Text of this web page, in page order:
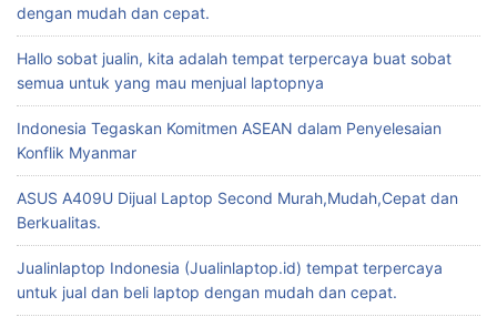
dengan mudah dan cepat.
Hallo sobat jualin, kita adalah tempat terpercaya buat sobat
semua untuk yang mau menjual laptopnya
Indonesia Tegaskan Komitmen ASEAN dalam Penyelesaian
Konflik Myanmar
ASUS A409U Dijual Laptop Second Murah,Mudah,Cepat dan
Berkualitas.
Jualinlaptop Indonesia (Jualinlaptop.id) tempat terpercaya
untuk jual dan beli laptop dengan mudah dan cepat.